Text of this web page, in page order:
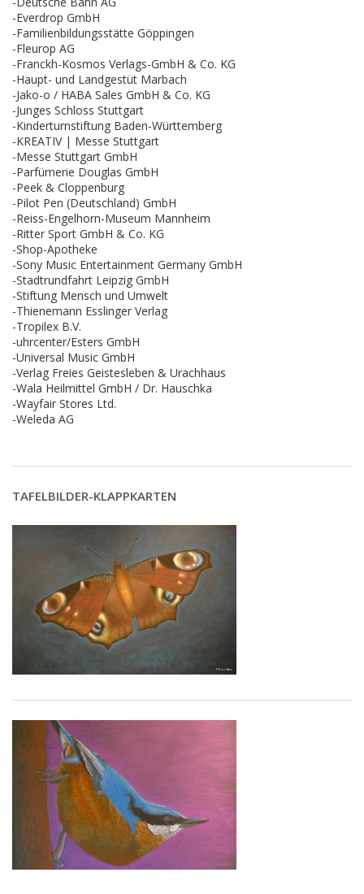
-Everdrop GmbH
-Familienbildungsstätte Göppingen
-Fleurop AG
-Franckh-Kosmos Verlags-GmbH & Co. KG
-Haupt- und Landgestüt Marbach
-Jako-o / HABA Sales GmbH & Co. KG
-Junges Schloss Stuttgart
-Kinderturnstiftung Baden-Württemberg
-KREATIV | Messe Stuttgart
-Messe Stuttgart GmbH
-Parfümerie Douglas GmbH
-Peek & Cloppenburg
-Pilot Pen (Deutschland) GmbH
-Reiss-Engelhorn-Museum Mannheim
-Ritter Sport GmbH & Co. KG
-Shop-Apotheke
-Sony Music Entertainment Germany GmbH
-Stadtrundfahrt Leipzig GmbH
-Stiftung Mensch und Umwelt
-Thienemann Esslinger Verlag
-Tropilex B.V.
-uhrcenter/Esters GmbH
-Universal Music GmbH
-Verlag Freies Geistesleben & Urachhaus
-Wala Heilmittel GmbH / Dr. Hauschka
-Wayfair Stores Ltd.
-Weleda AG
TAFELBILDER-KLAPPKARTEN